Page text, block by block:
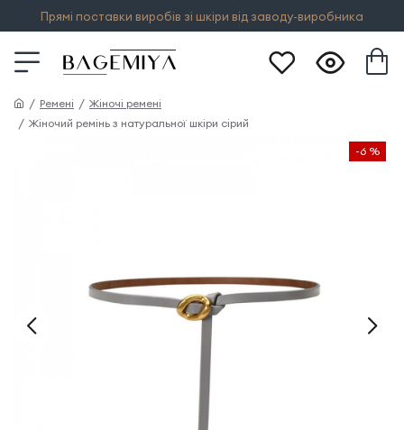
Прямі поставки виробів зі шкіри від заводу-виробника
Ремені
Жіночі ремені
Жіночий ремінь з натуральної шкіри сірий
-6 %